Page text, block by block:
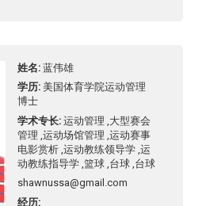
姓名 蓝伟雄
学历 美国体育学院运动管理
博士
学术专长 运动管理 ,大型赛会
管理 ,运动场馆管理 ,运动赛事
电影赏析 ,运动教练领导学 ,运
动教练指导学 ,篮球 ,台球 ,台球
shawnussa@gmail.com
经历